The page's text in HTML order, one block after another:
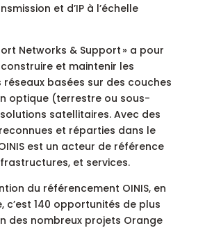
et d’IP à l’échelle
Networks & Support » a pour
et maintenir les
basées sur des couches
optique (terrestre ou sous-
satellitaires. Avec des
et réparties dans le
est un acteur de référence
et services.
du référencement OINIS, en
c’est 140 opportunités de plus
des nombreux projets Orange